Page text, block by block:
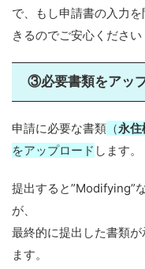
で、もし申請書の入力
きるのでご安心ください
③必要書類をアッ
申請に必要な書類 （永住
をアップロード します。
提出すると”Modifying”
が、
最終的に提出した書類が
ます。